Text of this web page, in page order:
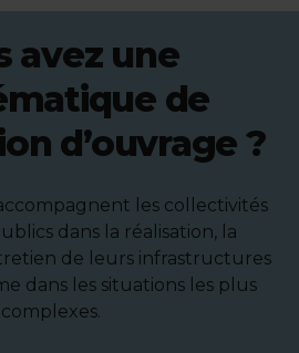
avez une
de
d’ouvrage ?
les collectivités
dans la réalisation, la
de leurs infrastructures
dans les situations les plus
complexes.